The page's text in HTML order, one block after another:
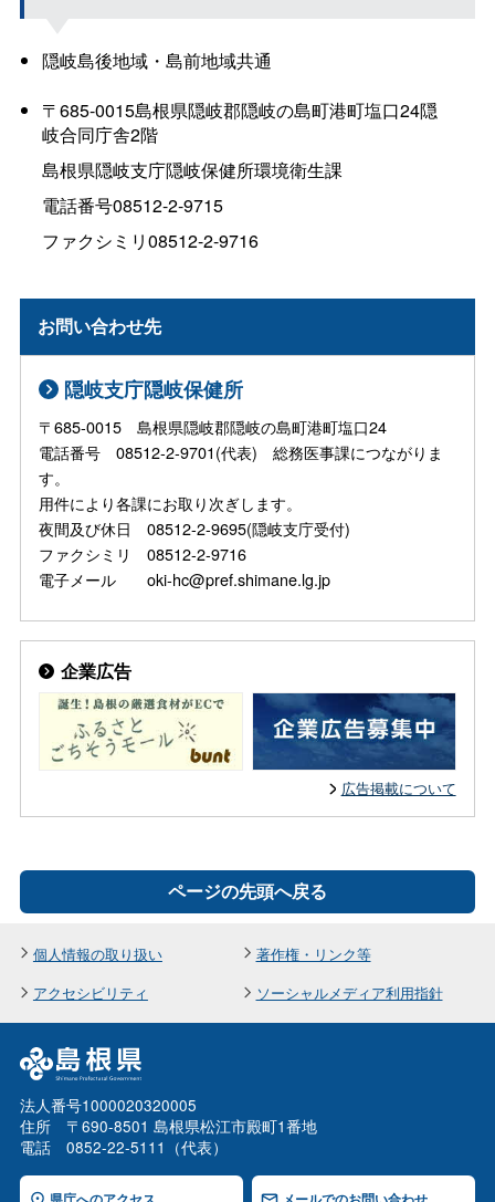
隠岐島後地域・島前地域共通
〒685-0015島根県隠岐郡隠岐の島町港町塩口24隠
岐合同庁舎2階
島根県隠岐支庁隠岐保健所環境衛生課
電話番号08512-2-9715
ファクシミリ08512-2-9716
お問い合わせ先
隠岐支庁隠岐保健所
〒685-0015 島根県隠岐郡隠岐の島町港町塩口24
電話番号 08512-2-9701(代表) 総務医事課につながりま
す。
用件により各課にお取り次ぎします。
夜間及び休日 08512-2-9695(隠岐支庁受付)
ファクシミリ 08512-2-9716
電子メール oki-hc@pref.shimane.lg.jp
企業広告
広告掲載について
ページの先頭へ戻る
個人情報の取り扱い
著作権・リンク等
アクセシビリティ
ソーシャルメディア利用指針
法人番号1000020320005
住所 〒690-8501 島根県松江市殿町1番地
電話 0852-22-5111（代表）